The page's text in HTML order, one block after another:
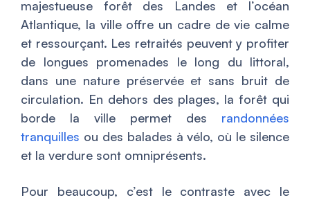
majestueuse forêt des Landes et l’océan
Atlantique, la ville offre un cadre de vie calme
et ressourçant. Les retraités peuvent y profiter
de longues promenades le long du littoral,
dans une nature préservée et sans bruit de
circulation. En dehors des plages, la forêt qui
borde la ville permet des randonnées
tranquilles ou des balades à vélo, où le silence
et la verdure sont omniprésents.
Pour beaucoup, c’est le contraste avec le